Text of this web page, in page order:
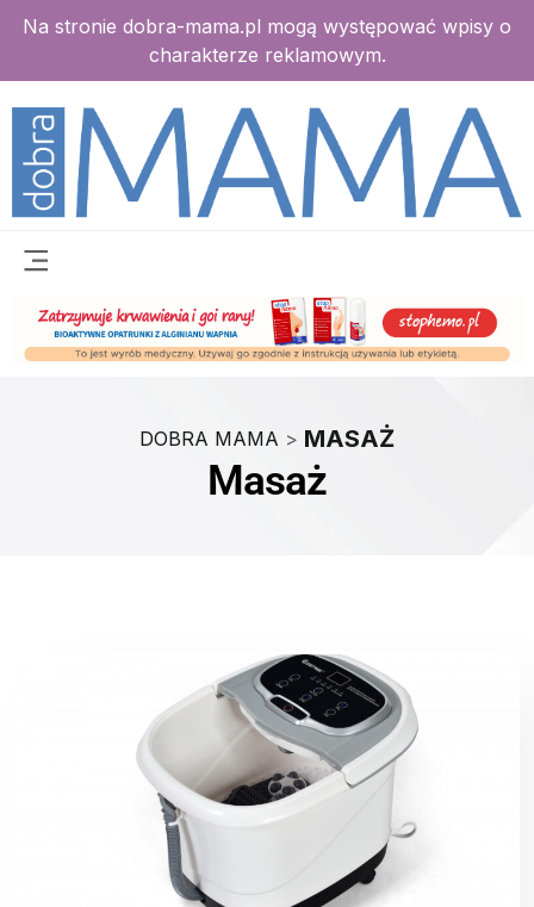
Na stronie dobra-mama.pl mogą występować wpisy o
charakterze reklamowym.
DOBRA MAMA > MASAŻ
Masaż